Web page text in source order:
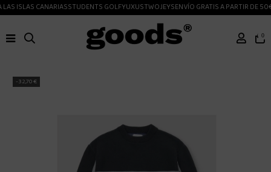
ISLAS CANARIASSTUDENTS GOLFYUXUSTWOJEYSENVÍO GRATIS A PARTIR DE 50€
0
-32,70 €